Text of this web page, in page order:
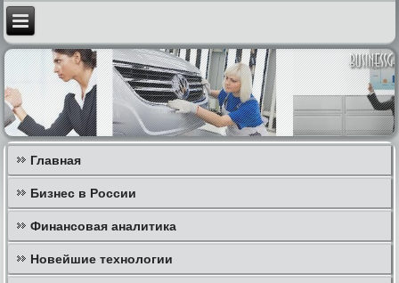
Главная
Бизнес в России
Финансовая аналитика
Новейшие технологии